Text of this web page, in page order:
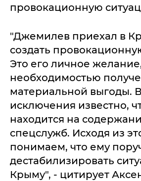
провокационную
"Джемилев приехал в
создать
Это его личное
необходимостью
материальной выгоды.
исключения известно,
находится на
спецслужб. Исходя из
понимаем, что ему
дестабилизировать
Крыму", - цитирует